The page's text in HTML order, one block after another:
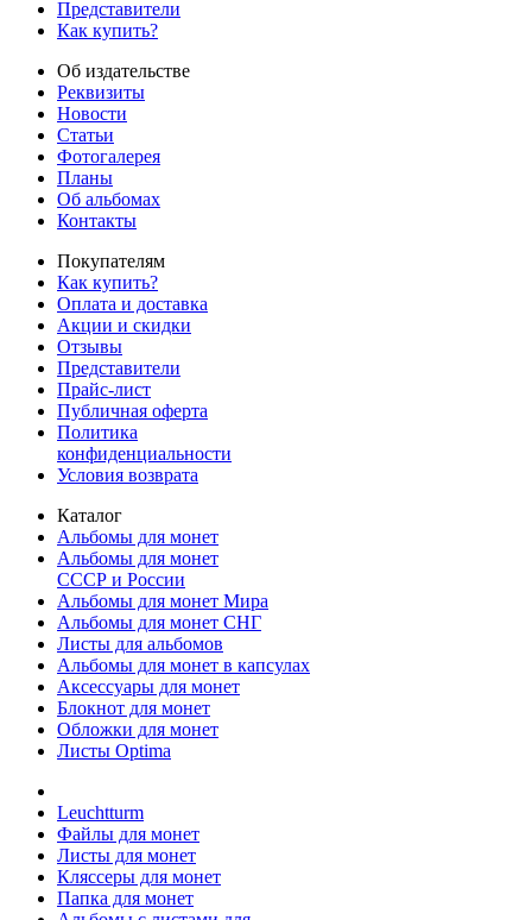
Представители
Как купить?
Об издательстве
Реквизиты
Новости
Статьи
Фотогалерея
Планы
Об альбомах
Контакты
Покупателям
Как купить?
Оплата и доставка
Акции и скидки
Отзывы
Представители
Прайс-лист
Публичная оферта
Политика
конфиденциальности
Условия возврата
Каталог
Альбомы для монет
Альбомы для монет
СССР и России
Альбомы для монет Мира
Альбомы для монет СНГ
Листы для альбомов
Альбомы для монет в капсулах
Аксессуары для монет
Блокнот для монет
Обложки для монет
Листы Optima
Leuchtturm
Файлы для монет
Листы для монет
Кляссеры для монет
Папка для монет